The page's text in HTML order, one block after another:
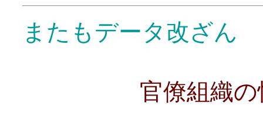
またもデータ改ざん
官僚組織の